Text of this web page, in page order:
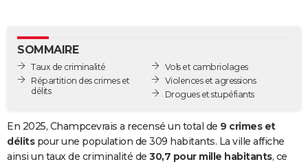
GUIDES D'ACHAT
BONS PLANS
Carte de Noël
Carte Bonne année
Carte Saint-Valentin
Carte Pâques
Carte d'anniversaire
DICTIONNAIRE
Dictionnaire
Biographies
Citations
Expressions
Proverbes
PROGRAMME TV
SOMMAIRE
Taux de criminalité
Répartition des crimes et
délits
Vols et cambriolages
Violences et agressions
Drogues et stupéfiants
En 2025, Champcevrais a recensé un total de 9 crimes et
délitspour une population de 309 habitants. La ville affiche
ainsi un taux de criminalité de 30,7 pour mille habitants, ce